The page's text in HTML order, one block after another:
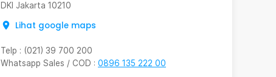
DKI Jakarta 10210
Lihat google maps
Telp : (021) 39 700 200
Whatsapp Sales / COD : 0896 135 222 00